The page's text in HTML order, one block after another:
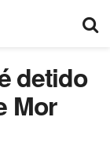
detido
Mor